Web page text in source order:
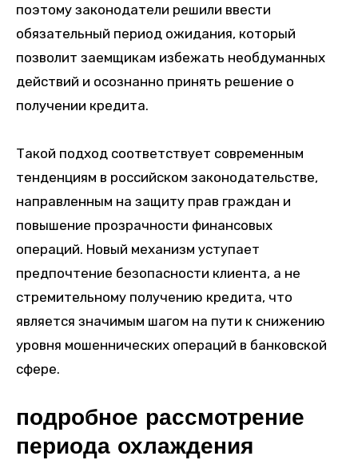
поэтому законодатели решили ввести
обязательный период ожидания, который
позволит заемщикам избежать необдуманных
действий и осознанно принять решение о
получении кредита.
Такой подход соответствует современным
тенденциям в российском законодательстве,
направленным на защиту прав граждан и
повышение прозрачности финансовых
операций. Новый механизм уступает
предпочтение безопасности клиента, а не
стремительному получению кредита, что
является значимым шагом на пути к снижению
уровня мошеннических операций в банковской
сфере.
подробное рассмотрение
периода охлаждения